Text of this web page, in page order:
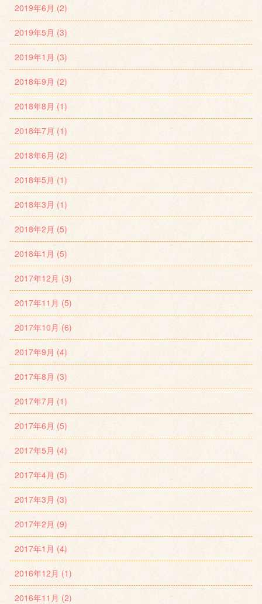
2019年6月 (2)
2019年5月 (3)
2019年1月 (3)
2018年9月 (2)
2018年8月 (1)
2018年7月 (1)
2018年6月 (2)
2018年5月 (1)
2018年3月 (1)
2018年2月 (5)
2018年1月 (5)
2017年12月 (3)
2017年11月 (5)
2017年10月 (6)
2017年9月 (4)
2017年8月 (3)
2017年7月 (1)
2017年6月 (5)
2017年5月 (4)
2017年4月 (5)
2017年3月 (3)
2017年2月 (9)
2017年1月 (4)
2016年12月 (1)
2016年11月 (2)